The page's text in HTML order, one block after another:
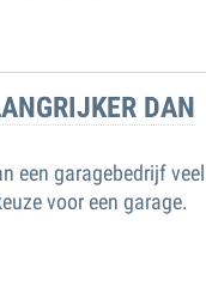
DAN
een garagebedrijf veel
voor een garage.